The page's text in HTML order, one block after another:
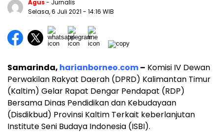
Agus- Jurnalis
Selasa, 6 Juli 2021 - 14:16 WIB
Samarinda, harianborneo.com– Komisi IV Dewan
Perwakilan Rakyat Daerah (DPRD) Kalimantan Timur
(Kaltim) Gelar Rapat Dengar Pendapat (RDP)
Bersama Dinas Pendidikan dan Kebudayaan
(Disdikbud) Provinsi Kaltim Terkait keberlanjutan
Institute Seni Budaya Indonesia (ISBI).